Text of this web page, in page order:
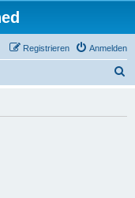
Anmelden
Registrieren